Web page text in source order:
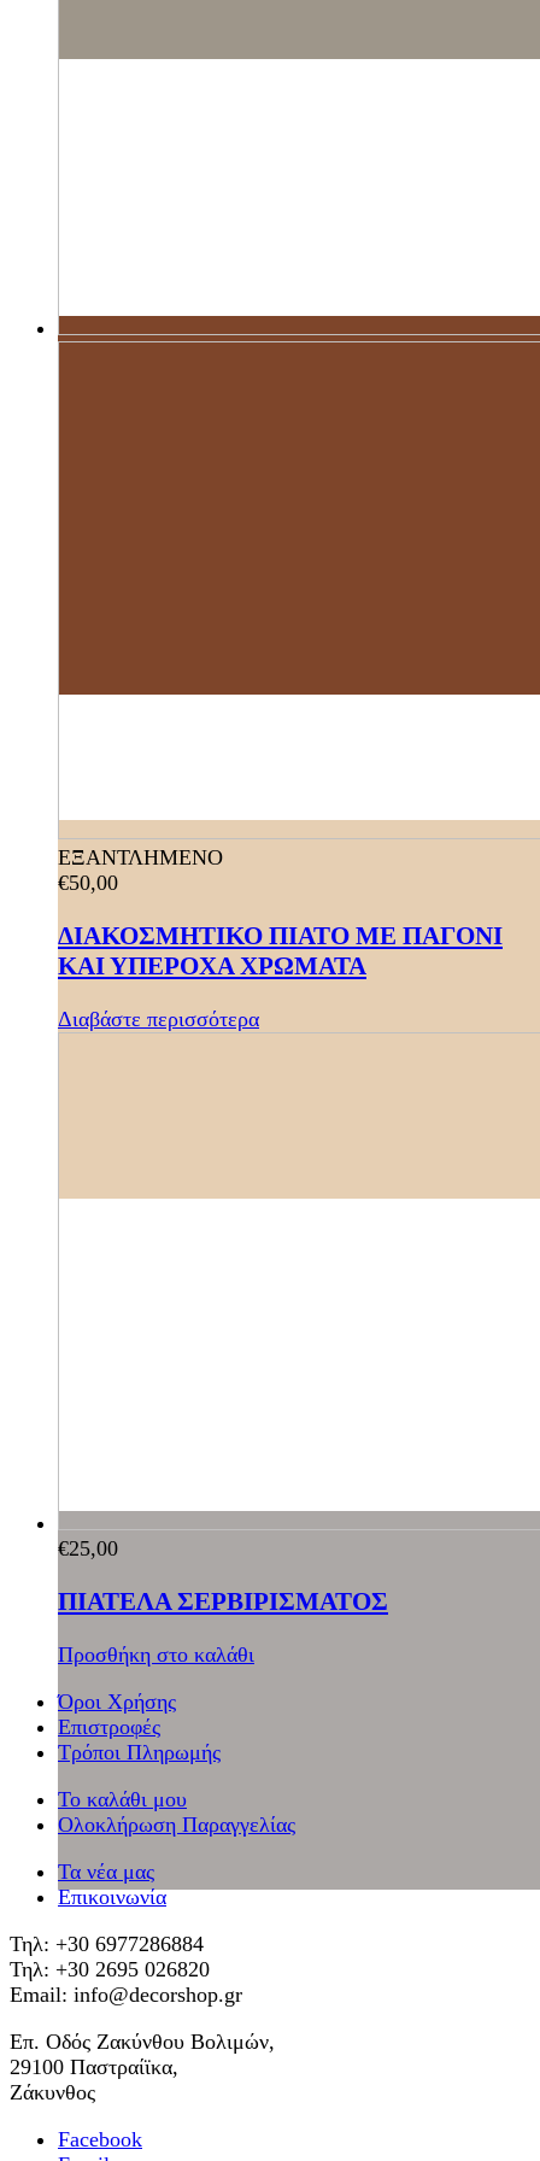
ΕΞΑΝΤΛΗΜΕΝΟ
€50,00
ΔΙΑΚΟΣΜΗΤΙΚΟ ΠΙΑΤΟ ΜΕ ΠΑΓΟΝΙ
ΚΑΙ ΥΠΕΡΟΧΑ ΧΡΩΜΑΤΑ
Διαβάστε περισσότερα
€25,00
ΠΙΑΤΕΛΑ ΣΕΡΒΙΡΙΣΜΑΤΟΣ
Προσθήκη στο καλάθι
Όροι Χρήσης
Επιστροφές
Τρόποι Πληρωμής
Το καλάθι μου
Ολοκλήρωση Παραγγελίας
Τα νέα μας
Επικοινωνία
Τηλ: +30 6977286884
Τηλ: +30 2695 026820
Email: info@decorshop.gr
Επ. Οδός Ζακύνθου Βολιμών,
29100 Παστραίϊκα,
Ζάκυνθος
Facebook